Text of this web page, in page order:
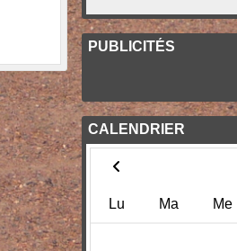
PUBLICITÉS
CALENDRIER
Lu Ma Me